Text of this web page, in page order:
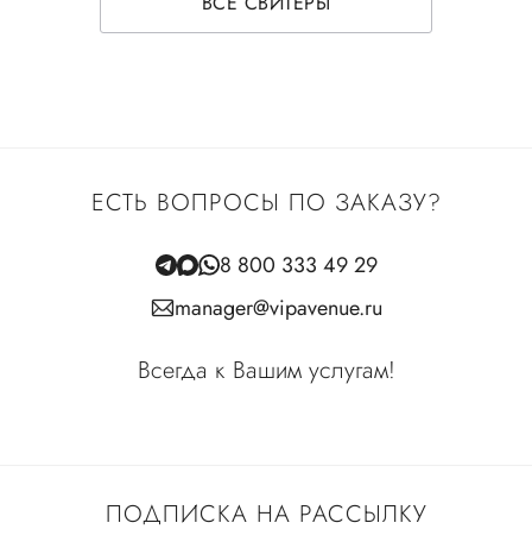
ПОДПИСКА НА РАССЫЛКУ
ЕСТЬ ВОПРОСЫ ПО ЗАКАЗУ?
8 800 333 49 29
manager@vipavenue.ru
Всегда к Вашим услугам!